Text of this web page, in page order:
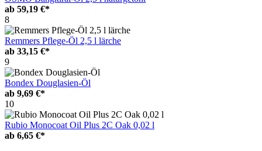
ab 59,19 €*
8
Remmers Pflege-Öl 2,5 l lärche
ab 33,15 €*
9
Bondex Douglasien-Öl
ab 9,69 €*
10
Rubio Monocoat Oil Plus 2C Oak 0,02 l
ab 6,65 €*